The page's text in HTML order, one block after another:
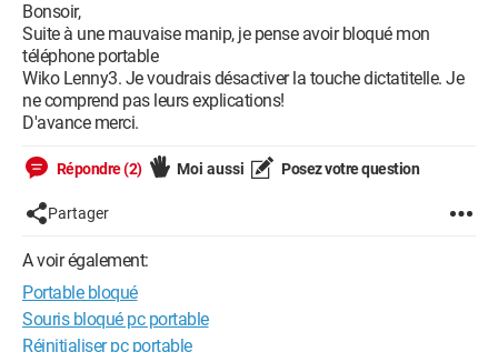
Bonsoir,
Suite à une mauvaise manip, je pense avoir bloqué mon
téléphone portable
Wiko Lenny3. Je voudrais désactiver la touche dictatitelle. Je
ne comprend pas leurs explications!
D'avance merci.
Répondre (2) Moi aussi Posez votre question
Partager
A voir également:
Portable bloqué
Souris bloqué pc portable
Réinitialiser pc portable